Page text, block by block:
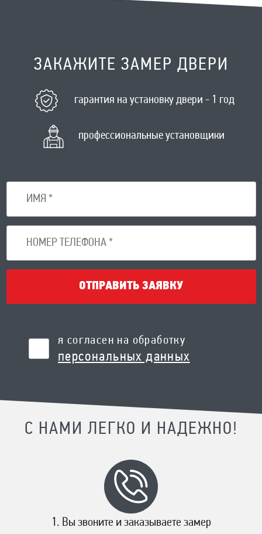
ЗАКАЖИТЕ ЗАМЕР ДВЕРИ
гарантия на установку двери - 1 год
профессиональные установщики
ОТПРАВИТЬ ЗАЯВКУ
я согласен на обработку
персональных данных
С НАМИ ЛЕГКО И НАДЕЖНО!
Вы звоните и заказываете замер